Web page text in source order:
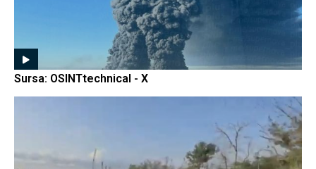
Sursa: OSINTtechnical - X